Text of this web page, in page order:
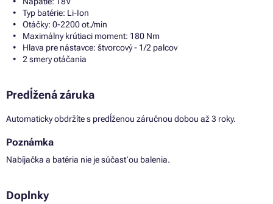
Typ batérie: Li-Ion
Otáčky: 0-2200 ot./min
Maximálny krútiaci moment: 180 Nm
Hlava pre nástavce: štvorcový - 1/2 palcov
2 smery otáčania
Predĺžená záruka
Automaticky obdržíte s predĺženou záručnou dobou až 3 roky.
Poznámka
Nabíjačka a batéria nie je súčasťou balenia.
Doplnky